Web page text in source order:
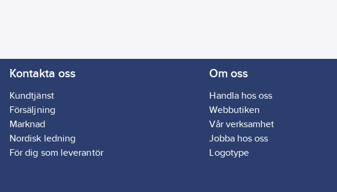
Kontakta oss
Kundtjänst
Försäljning
Marknad
Nordisk ledning
För dig som leverantör
Om oss
Handla hos oss
Webbutiken
Vår verksamhet
Jobba hos oss
Logotype